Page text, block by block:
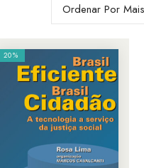
Ordenar Por
20%